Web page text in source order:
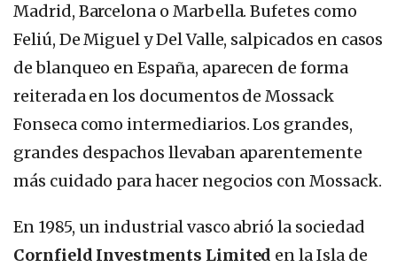
Madrid, Barcelona o Marbella. Bufetes como
Feliú, De Miguel y Del Valle, salpicados en casos
de blanqueo en España, aparecen de forma
reiterada en los documentos de Mossack
Fonseca como intermediarios. Los grandes,
grandes despachos llevaban aparentemente
más cuidado para hacer negocios con Mossack.
En 1985, un industrial vasco abrió la sociedad
Cornfield Investments Limited en la Isla de